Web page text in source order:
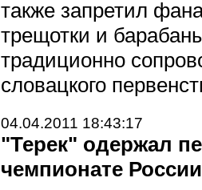
также запретил
трещотки и
традиционно
словацкого
04.04.2011 18:43:17
"Терек" одержал
чемпионате России